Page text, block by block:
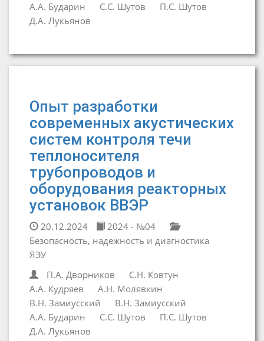
А.А. Бударин
С.С. Шутов
П.С. Шутов
Д.А. Лукьянов
Опыт разработки
современных акустических
систем контроля течи
теплоносителя
трубопроводов и
оборудования реакторных
установок ВВЭР
20.12.2024
2024 - №04
Безопасность, надежность и диагностика
ЯЭУ
П.А. Дворников
С.Н. Ковтун
А.А. Кудряев
А.Н. Молявкин
В.Н. Замиусский
В.Н. Замиусский
А.А. Бударин
С.С. Шутов
П.С. Шутов
Д.А. Лукьянов